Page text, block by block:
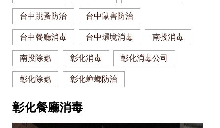
台中跳蚤防治 台中鼠害防治
台中餐廳消毒 台中環境消毒 南投消毒
南投除蟲 彰化消毒 彰化消毒公司
彰化除蟲 彰化蟑螂防治
彰化餐廳消毒